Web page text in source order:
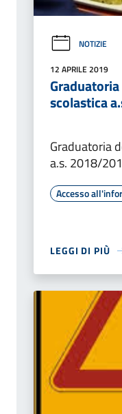
NOTIZIE
12 APRILE 2019
scolastica
Graduatoria
a.s. 2018/
Accesso
LEGGI DI PIÙ